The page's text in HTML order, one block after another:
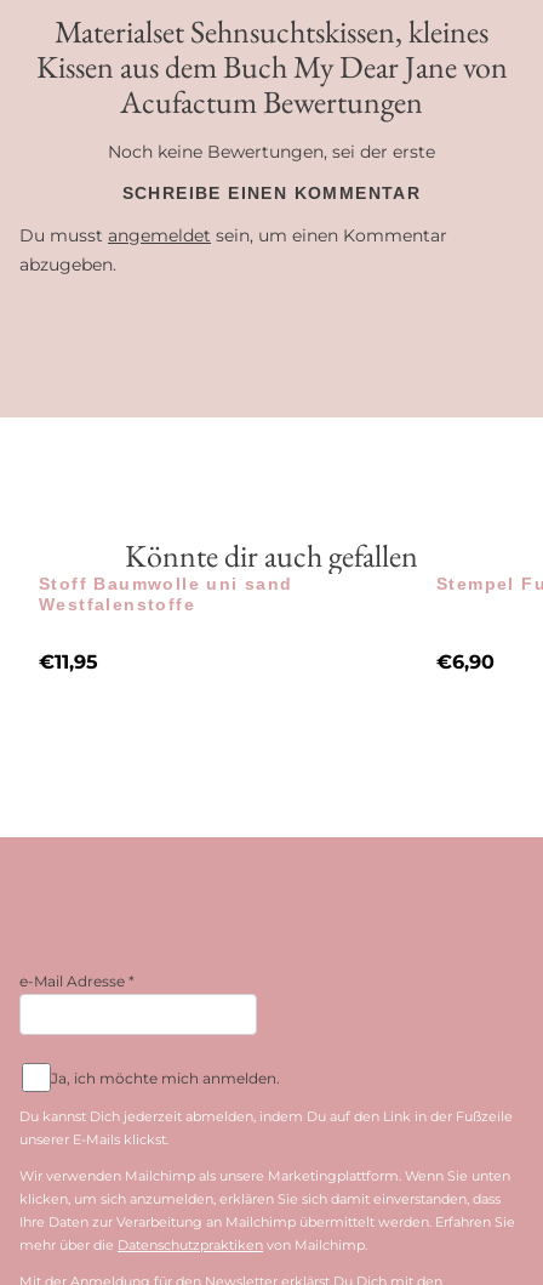
Materialset Sehnsuchtskissen, kleines
Kissen aus dem Buch My Dear Jane von
Acufactum Bewertungen
Noch keine Bewertungen, sei der erste
SCHREIBE EINEN KOMMENTAR
Du musst angemeldet sein, um einen Kommentar
abzugeben.
Könnte dir auch gefallen
Stoff Baumwolle uni sand
Westfalenstoffe
€11,95
Stempel
€6,90
e-Mail Adresse *
Ja, ich möchte mich anmelden.
Du kannst Dich jederzeit abmelden, indem Du auf den Link in der Fußzeile
unserer E-Mails klickst.
Wir verwenden Mailchimp als unsere Marketingplattform. Wenn Sie unten
klicken, um sich anzumelden, erklären Sie sich damit einverstanden, dass
Ihre Daten zur Verarbeitung an Mailchimp übermittelt werden. Erfahren Sie
mehr über die Datenschutzpraktiken von Mailchimp.